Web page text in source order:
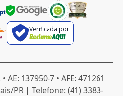
Verificada por
137950-7 • AFE: 471261
PR | Telefone: (41) 3383-